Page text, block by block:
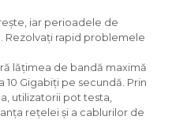
iar perioadele de
Rezolvați rapid problemele
lățimea de bandă maximă
Gigabiți pe secundă. Prin
utilizatorii pot testa,
rețelei și a cablurilor de